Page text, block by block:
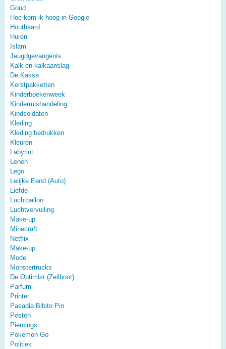
Goud
Hoe kom ik hoog in Google
Houthaard
Huren
Islam
Jeugdgevangenis
Kalk en kalkaanslag
De Kassa
Kerstpakketten
Kinderboekenweek
Kindermishandeling
Kindsoldaten
Kleding
Kleding bedrukken
Kleuren
Labyrint
Lenen
Lego
Lelijke Eend (Auto)
Liefde
Luchtballon
Luchtvervuiling
Make-up
Minecraft
Netflix
Make-up
Mode
Monstertrucks
De Optimist (Zeilboot)
Parfum
Printer
Pasadia Bibito Pin
Pesten
Piercings
Pokemon Go
Politiek